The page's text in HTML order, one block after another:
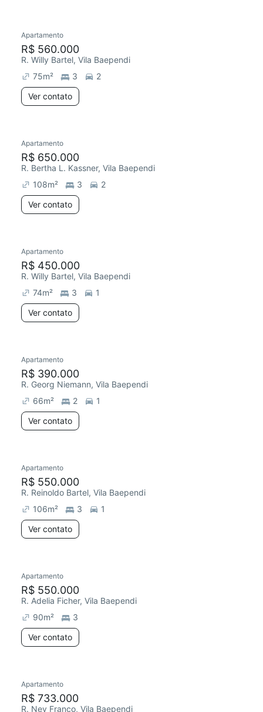
Apartamento
R$ 560.000
R. Willy Bartel, Vila Baependi
75m² 3
2
Ver contato
Apartamento
R$ 650.000
R. Bertha L. Kassner, Vila Baependi
108m² 3
2
Ver contato
Apartamento
R$ 450.000
R. Willy Bartel, Vila Baependi
74m² 3
1
Ver contato
Apartamento
R$ 390.000
R. Georg Niemann, Vila Baependi
66m² 2
1
Ver contato
Apartamento
R$ 550.000
R. Reinoldo Bartel, Vila Baependi
106m² 3
1
Ver contato
Apartamento
R$ 550.000
R. Adelia Ficher, Vila Baependi
90m²
3
Ver contato
Apartamento
R$ 733.000
R. Ney Franco, Vila Baependi